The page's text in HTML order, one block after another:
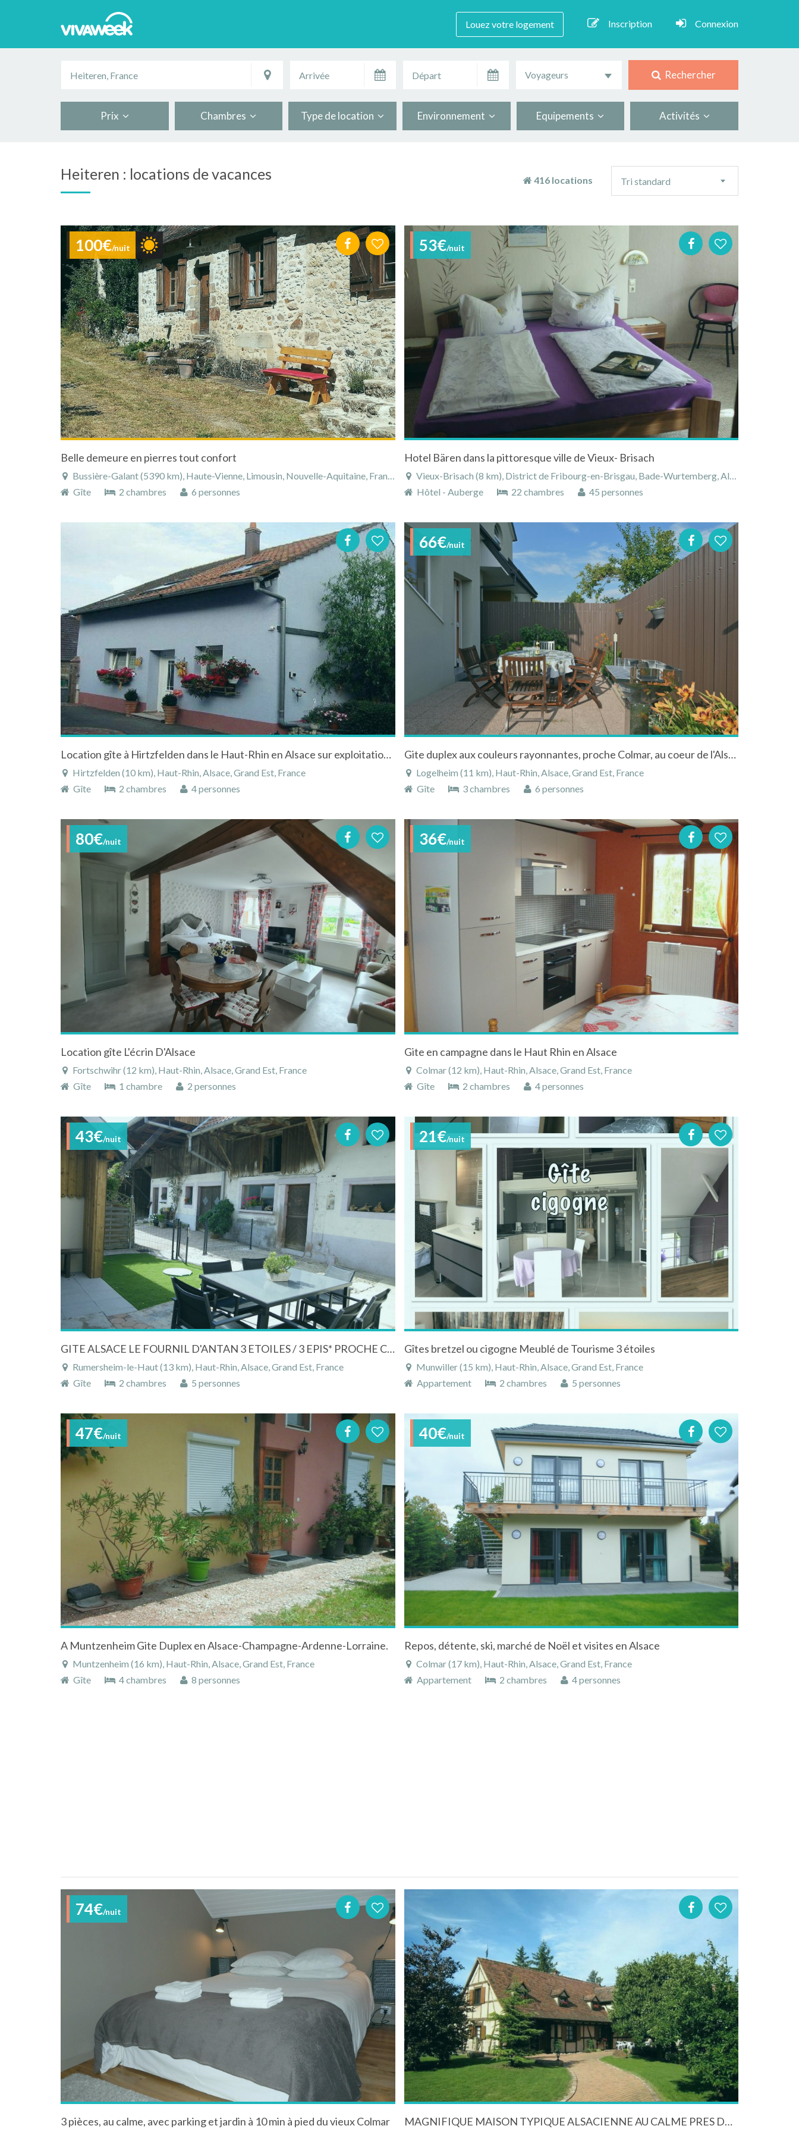
Louez votre logement Inscription Connexion
Voyageurs Rechercher
Prix Chambres Type de location Environnement Equipements Activités
Heiteren : locations de vacances 416 locations
tri
Tri standard
100€/nuit
Belle demeure en pierres tout confort
Bussière-Galant (5390 km), Haute-Vienne, Limousin, Nouvelle-Aquitaine, France
Gîte
2 chambres 6 personnes
53€/nuit
Hotel Bären dans la pittoresque ville de Vieux- Brisach
Vieux-Brisach (8 km), District de Fribourg-en-Brisgau, Bade-Wurtemberg, Allemagne
Hôtel - Auberge
22 chambres 45 personnes
Location gîte à Hirtzfelden dans le Haut-Rhin en Alsace sur exploitation agricole
Hirtzfelden (10 km), Haut-Rhin, Alsace, Grand Est, France
Gîte
2 chambres 4 personnes
66€/nuit
Gite duplex aux couleurs rayonnantes, proche Colmar, au coeur de l'Alsace.
Logelheim (11 km), Haut-Rhin, Alsace, Grand Est, France
Gîte
3 chambres 6 personnes
80€/nuit
Location gîte L'écrin D'Alsace
Fortschwihr (12 km), Haut-Rhin, Alsace, Grand Est, France
Gîte
1 chambre 2 personnes
36€/nuit
Gite en campagne dans le Haut Rhin en Alsace
Colmar (12 km), Haut-Rhin, Alsace, Grand Est, France
Gîte
2 chambres 4 personnes
43€/nuit
GITE ALSACE LE FOURNIL D'ANTAN 3 ETOILES / 3 EPIS* PROCHE COLMAR
Rumersheim-le-Haut (13 km), Haut-Rhin, Alsace, Grand Est, France
Gîte
2 chambres 5 personnes
21€/nuit
Gîtes bretzel ou cigogne Meublé de Tourisme 3 étoiles
Munwiller (15 km), Haut-Rhin, Alsace, Grand Est, France
Appartement
2 chambres 5 personnes
47€/nuit
A Muntzenheim Gite Duplex en Alsace-Champagne-Ardenne-Lorraine.
Muntzenheim (16 km), Haut-Rhin, Alsace, Grand Est, France
Gîte
4 chambres 8 personnes
40€/nuit
Repos, détente, ski, marché de Noël et visites en Alsace
Colmar (17 km), Haut-Rhin, Alsace, Grand Est, France
Appartement
2 chambres 4 personnes
74€/nuit
3 pièces, au calme, avec parking et jardin à 10 min à pied du vieux Colmar MAGNIFIQUE MAISON TYPIQUE ALSACIENNE AU CALME PRES DE COLMAR 12 PERSONNES